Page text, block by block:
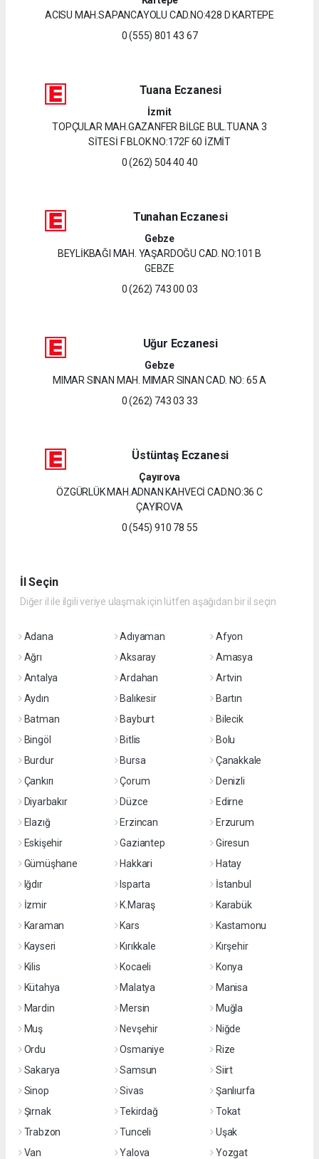
ACISU MAH.SAPANCAYOLU CAD.NO:428 D KARTEPE
0 (555) 801 43 67
Tuana Eczanesi
İzmit
TOPÇULAR MAH.GAZANFER BİLGE BUL.TUANA 3
SİTESİ F BLOK NO:172F 60 İZMİT
0 (262) 504 40 40
Tunahan Eczanesi
Gebze
BEYLİKBAĞI MAH. YAŞARDOĞU CAD. NO:101 B
GEBZE
0 (262) 743 00 03
Uğur Eczanesi
Gebze
MIMAR SINAN MAH. MIMAR SINAN CAD. NO: 65 A
0 (262) 743 03 33
Üstüntaş Eczanesi
Çayırova
ÖZGÜRLÜK MAH.ADNAN KAHVECİ CAD.NO:36 C
ÇAYIROVA
0 (545) 910 78 55
İl Seçin
Diğer il ile ilgili veriye ulaşmak için lütfen aşağıdan bir il seçin
Adana Adıyaman
Afyon
Ağrı
Aksaray
Amasya
Antalya
Ardahan
Artvin
Aydın
Balıkesir
Bartın
Batman
Bayburt
Bilecik
Bingöl
Bitlis
Bolu
Burdur
Bursa
Çanakkale
Çankırı
Çorum
Denizli
Diyarbakır
Düzce
Edirne
Elazığ
Erzincan
Erzurum
Eskişehir
Gaziantep
Giresun
Gümüşhane
Hakkari
Hatay
Iğdır
Isparta
İstanbul
İzmir
K.Maraş
Karabük
Karaman
Kars
Kastamonu
Kayseri
Kırıkkale
Kırşehir
Kilis
Kocaeli
Konya
Kütahya
Malatya
Manisa
Mardin
Mersin
Muğla
Muş
Nevşehir
Niğde
Ordu
Osmaniye
Rize
Sakarya
Samsun
Siirt
Sinop
Sivas
Şanlıurfa
Şırnak
Tekirdağ
Tokat
Trabzon
Tunceli
Uşak
Van
Yalova Yozgat